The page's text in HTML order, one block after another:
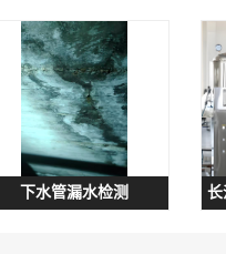
下水管漏水检测